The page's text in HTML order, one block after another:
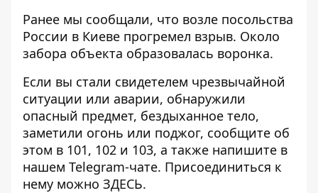
Ранее мы сообщали, что возле посольства
России в Киеве прогремел взрыв. Около
забора объекта образовалась воронка.
Если вы стали свидетелем чрезвычайной
ситуации или аварии, обнаружили
опасный предмет, бездыханное тело,
заметили огонь или поджог, сообщите об
этом в 101, 102 и 103, а также напишите в
нашем Telegram-чате. Присоединиться к
нему можно ЗДЕСЬ.